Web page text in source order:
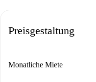
Preisgestaltung
Monatliche Miete